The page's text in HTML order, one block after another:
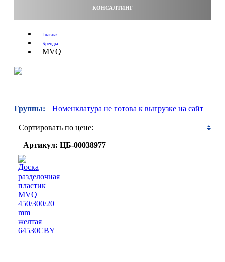
КОНСАЛТИНГ
Главная
Бренды
MVQ
Группы: Номенклатура не готова к выгрузке на сайт
Сортировать по цене:
Артикул: ЦБ-00038977